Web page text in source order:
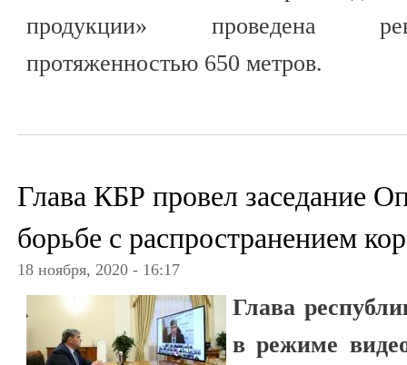
продукции» проведена
протяженностью 650 метров.
Глава КБР провел заседание
борьбе с распространением
18 ноября, 2020 - 16:17
Глава
в режиме